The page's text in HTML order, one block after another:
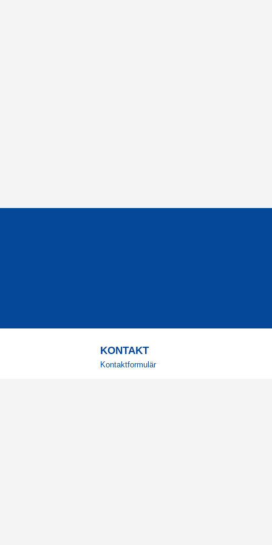
KONTAKT
Kontaktformulär